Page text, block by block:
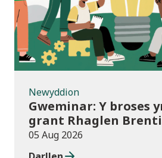
Newyddion
Gweminar: Y broses
grant Rhaglen
Cymru newydd
05 Aug 2026